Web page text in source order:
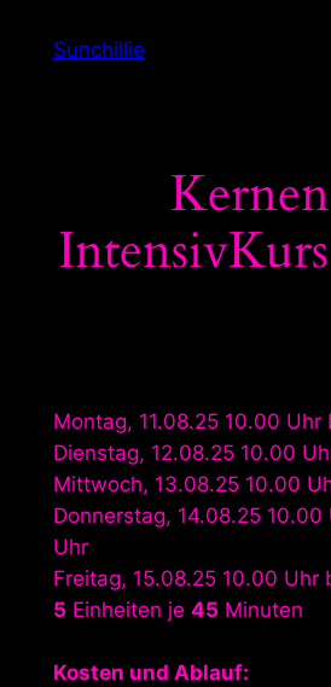
InhaltSunchillie
Montag, 11.08.25 10.00 Uhr
Dienstag, 12.08.25 10.00
Mittwoch, 13.08.25 10.00
Donnerstag, 14.08.25 10.00
Uhr
Freitag, 15.08.25 10.00 Uhr
5Einheiten je 45Minuten
Kosten und Ablauf: